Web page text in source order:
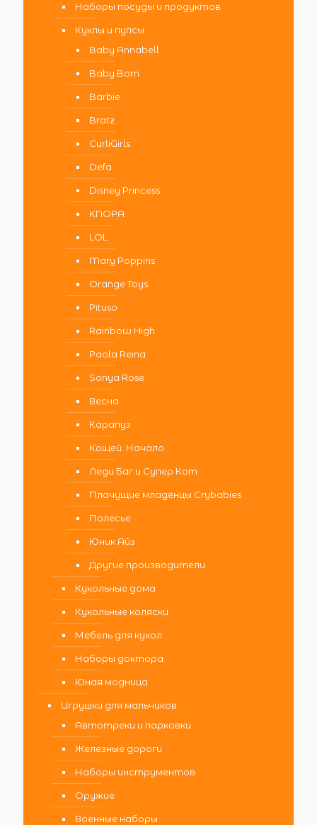
Наборы посуды и продуктов
Куклы и пупсы
Baby Annabell
Baby Born
Barbie
Bratz
CurliGirls
Defa
Disney Princess
KNOPA
LOL
Mary Poppins
Orange Toys
Pituso
Rainbow High
Paola Reina
Sonya Rose
Весна
Карапуз
Кощей. Начало
Леди Баг и Супер Кот
Плачущие младенцы Crybabies
Полесье
Юник Айз
Другие производители
Кукольные дома
Кукольные коляски
Мебель для кукол
Наборы доктора
Юная модница
Игрушки для мальчиков
Автотреки и парковки
Железные дороги
Наборы инструментов
Оружие
Военные наборы